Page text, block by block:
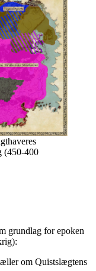
(450-400
grundlag for epoken
om Quistslægtens